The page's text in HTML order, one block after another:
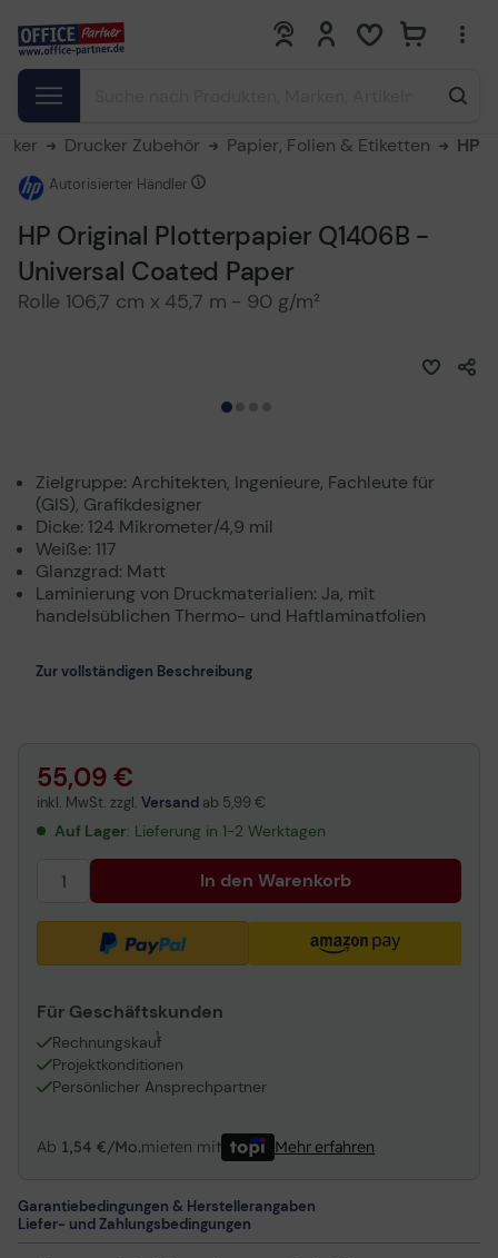
0 0
Drucker Zubehör Papier, Folien & Etiketten HP
HP Original Plotterpapier Q1406B -
Universal Coated Paper
Rolle 106,7 cm x 45,7 m - 90 g/m²
Autorisierter Händler
Zielgruppe: Architekten, Ingenieure, Fachleute für
(GIS), Grafikdesigner
Dicke: 124 Mikrometer/4,9 mil
Weiße: 117
Glanzgrad: Matt
Laminierung von Druckmaterialien: Ja, mit
handelsüblichen Thermo- und Haftlaminatfolien
Zur vollständigen Beschreibung
55,09 €
inkl. MwSt. zzgl. Versand ab 5,99 €
Auf Lager: Lieferung in 1-2 Werktagen
In den Warenkorb
Für Geschäftskunden
Rechnungskauf
1
Projektkonditionen
Persönlicher Ansprechpartner
Ab 1,54 €/Mo.mieten mit Mehr erfahren
Garantiebedingungen & Herstellerangaben
Liefer- und Zahlungsbedingungen